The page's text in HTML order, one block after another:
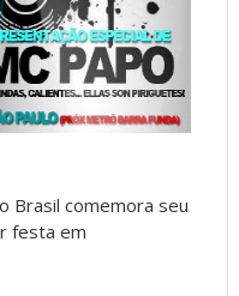
Brasil comemora seu
festa em